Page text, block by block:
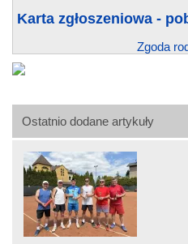
Ostatnio dodane artykuły
Karta zgłoszeniowa -
Zgoda